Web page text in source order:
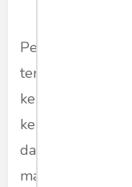
Pemerintahan
terbentuk dalam
kebijakan yang
kemampuan
dalam
maupun bahasa